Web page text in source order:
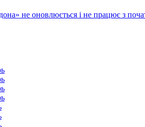
не оновлюється і не працює з